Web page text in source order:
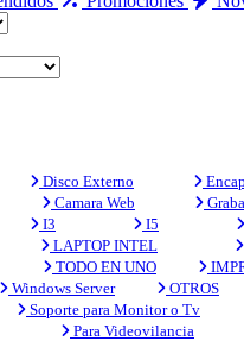
Disco Externo
Camara Web
I3 I5
LAPTOP INTEL
TODO EN UNO
Windows Server OTROS
Soporte para Monitor o Tv
Para Videovilancia